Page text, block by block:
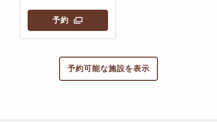
予約
予約可能な施設を表示